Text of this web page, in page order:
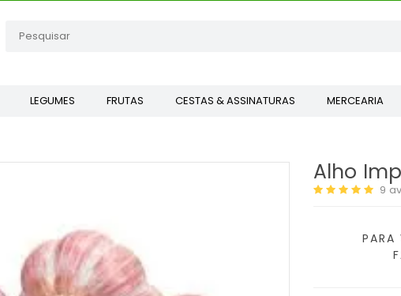
LEGUMES FRUTAS CESTAS & ASSINATURAS MERCEARIA
Alho
9
PARA